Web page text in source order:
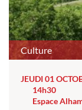
Culture
JEUDI 01
14h30
Espace